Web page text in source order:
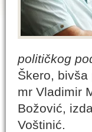
političkog
Škero, bivša
mr Vladimir
Božović,
Voštinić.